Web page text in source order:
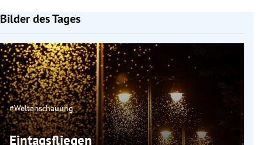
Bilder des Tages
#Weltanschauung
Eintagsfliegen